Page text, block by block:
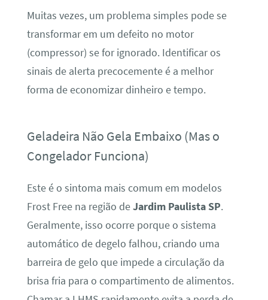
Muitas vezes, um problema simples pode se
transformar em um defeito no motor
(compressor) se for ignorado. Identificar os
sinais de alerta precocemente é a melhor
forma de economizar dinheiro e tempo.
Geladeira Não Gela Embaixo (Mas o
Congelador Funciona)
Este é o sintoma mais comum em modelos
Frost Free na região deJardim Paulista SP.
Geralmente, isso ocorre porque o sistema
automático de degelo falhou, criando uma
barreira de gelo que impede a circulação da
brisa fria para o compartimento de alimentos.